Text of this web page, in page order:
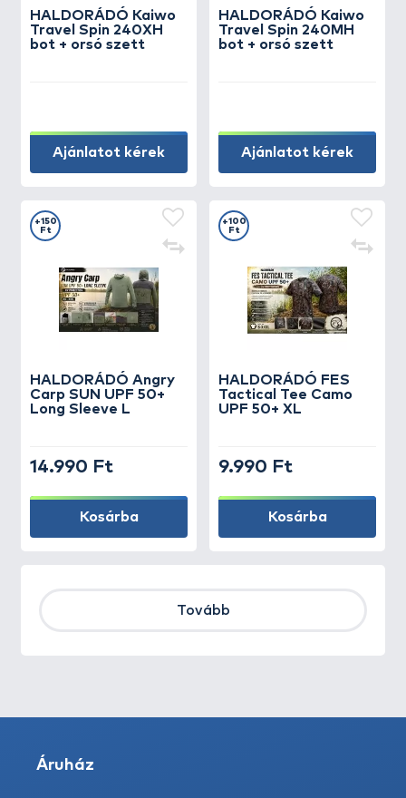
HALDORÁDÓ Kaiwo
Travel Spin 240XH
bot + orsó szett
Ajánlatot kérek
HALDORÁDÓ Kaiwo
Travel Spin 240MH
bot + orsó szett
Ajánlatot kérek
HALDORÁDÓ Angry
Carp SUN UPF 50+
Long Sleeve L
+150
Ft
14.990 Ft
Kosárba
HALDORÁDÓ FES
Tactical Tee Camo
UPF 50+ XL
+100
Ft
9.990 Ft
Kosárba
Tovább
Áruház